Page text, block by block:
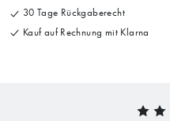
30 Tage Rückgaberecht
Kauf auf Rechnung mit Klarna